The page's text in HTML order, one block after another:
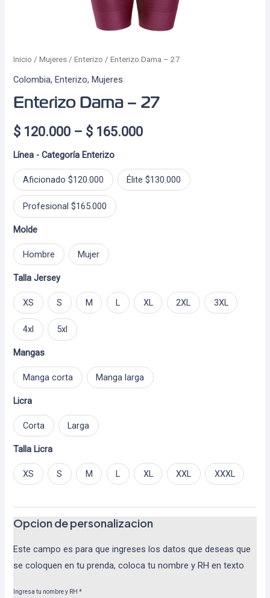
Inicio /Mujeres /Enterizo / Enterizo Dama – 27
Colombia,Enterizo,Mujeres
Enterizo Dama – 27
$ 120.000 – $ 165.000Price
$ 120.000
Línea - Categoría Enterizo
Aficionado $120.000 Élite $130.000
Profesional $165.000
Molde
Hombre Mujer
Talla Jersey
XS S M L XL 2XL 3XL
4xl 5xl
Mangas
Manga corta Manga larga
Licra
Corta Larga
Talla Licra
XS S M L XL XXL XXXL
Opcion de personalizacion
Este campo es para que ingreses los datos que deseas que
se coloquen en tu prenda, coloca tu nombre y RH en texto
Ingresa tu nombre y RH*